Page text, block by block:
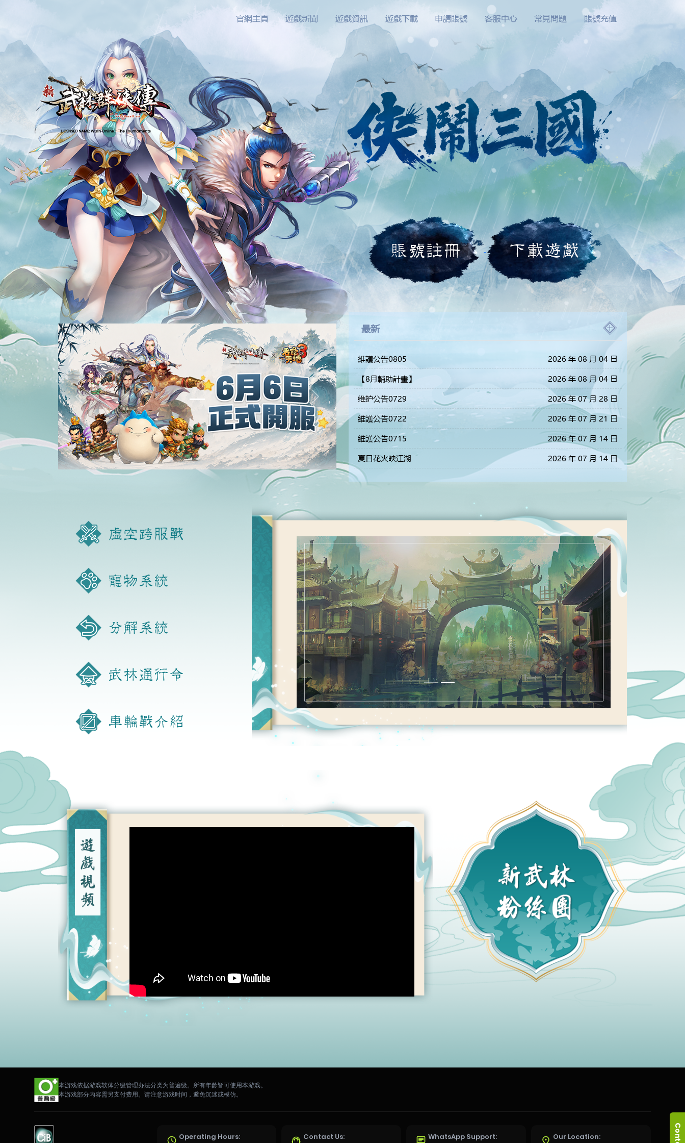
官網主頁 遊戲新聞 遊戲資訊 遊戲下載 申請賬號 客服中心 常見問題 賬號充值
Previous Next
最新
維護公告0805
2026 年 08 月 04 日
【8月輔助計畫】
2026 年 08 月 04 日
维护公告0729
2026 年 07 月 28 日
維護公告0722
2026 年 07 月 21 日
維護公告0715
2026 年 07 月 14 日
夏日花火映江湖
2026 年 07 月 14 日
本游戏依据游戏软体分级管理办法分类为普遍级。所有年龄皆可使用本游戏。
本游戏部分内容需另支付费用。请注意游戏时间，避免沉迷或模仿。
Operating Hours:
Contact Us:
WhatsApp Support:
Our Location: